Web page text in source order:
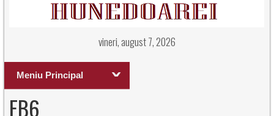
vineri, august 7, 2026
Meniu Principal
FB6